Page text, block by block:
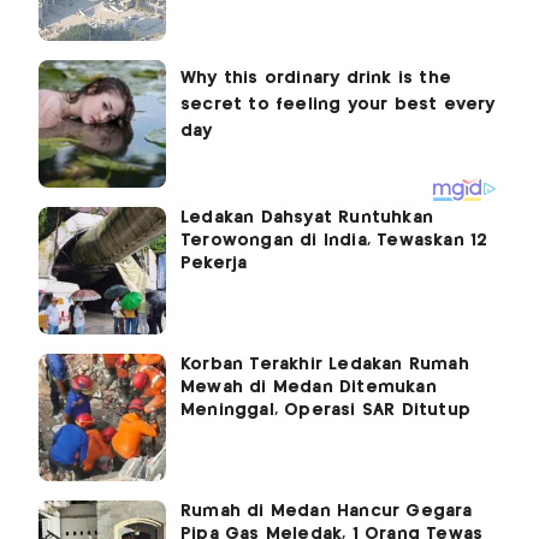
Ledakan Dahsyat Runtuhkan
Terowongan di India, Tewaskan 12
Pekerja
Korban Terakhir Ledakan Rumah
Mewah di Medan Ditemukan
Meninggal, Operasi SAR Ditutup
Rumah di Medan Hancur Gegara
Pipa Gas Meledak, 1 Orang Tewas